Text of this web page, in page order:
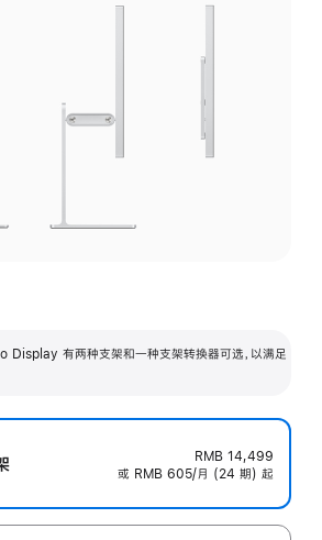
Display 有两种支架和一种支架转换器可选，以满足
RMB 14,499
或 RMB 605/月 (24 期) 起